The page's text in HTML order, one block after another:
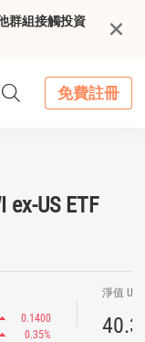
群組接觸投資
免費註冊
ex-US ETF
0.1400
0.35%
淨值